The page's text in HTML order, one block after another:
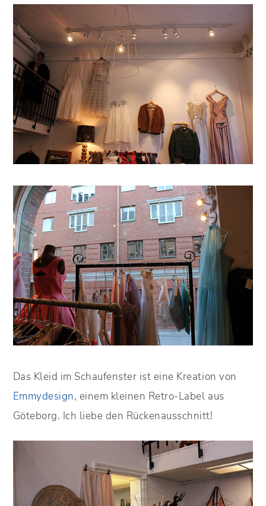
Das Kleid im Schaufenster ist eine Kreation von
Emmydesign, einem kleinen Retro-Label aus
Göteborg. Ich liebe den Rückenausschnitt!